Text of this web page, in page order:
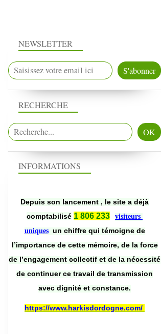
NEWSLETTER
RECHERCHE
INFORMATIONS
Depuis son lancement , le site a déjà
comptabilisé 1 806 233
visiteurs
uniques un chiffre qui témoigne de
l’importance de cette mémoire, de la force
de l’engagement collectif et de la nécessité
de continuer ce travail de transmission
avec dignité et constance.
https://www.harkisdordogne.com/